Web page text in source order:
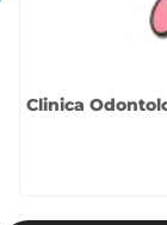
Clinica